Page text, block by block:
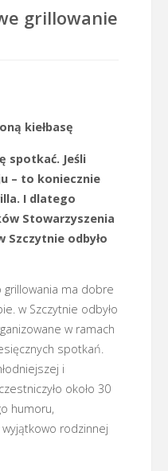
grillowanie
kiełbasę
spotkać. Jeśli
– to koniecznie
I dlatego
Stowarzyszenia
Szczytnie odbyło
ma dobre
w Szczytnie odbyło
w ramach
spotkań.
i
około 30
humoru,
rodzinnej